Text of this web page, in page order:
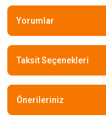
Yorumlar
Taksit Seçenekleri
Önerileriniz